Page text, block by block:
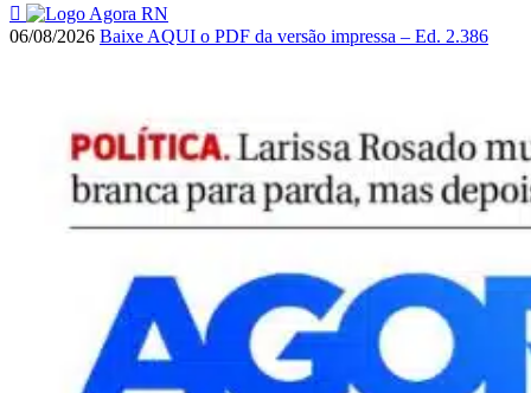
06/08/2026 Baixe AQUI o PDF da versão impressa – Ed. 2.386